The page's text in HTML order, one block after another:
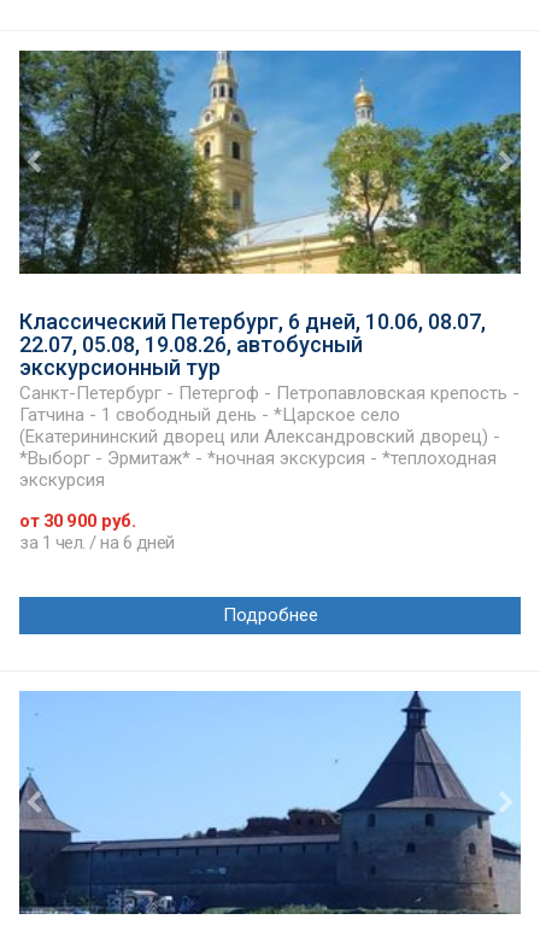
Классический Петербург, 6 дней, 10.06, 08.07,
22.07, 05.08, 19.08.26, автобусный
экскурсионный тур
Санкт-Петербург - Петергоф - Петропавловская крепость -
Гатчина - 1 свободный день - *Царское село
(Екатерининский дворец или Александровский дворец) -
*Выборг - Эрмитаж* - *ночная экскурсия - *теплоходная
экскурсия
от 30 900 руб.
за 1 чел. / на 6 дней
Подробнее